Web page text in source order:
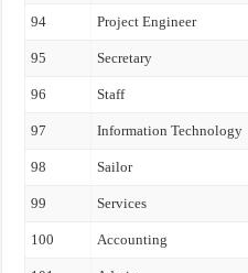
94 Project Engineer
95 Secretary
96 Staff
97 Information Technology
98 Sailor
99 Services
100 Accounting